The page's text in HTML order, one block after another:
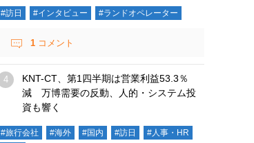
#訪日 #インタビュー #ランドオペレーター
1 コメント
KNT-CT、第1四半期は営業利益53.3％
減 万博需要の反動、人的・システム投
資も響く
#旅行会社 #海外 #国内 #訪日 #人事・HR